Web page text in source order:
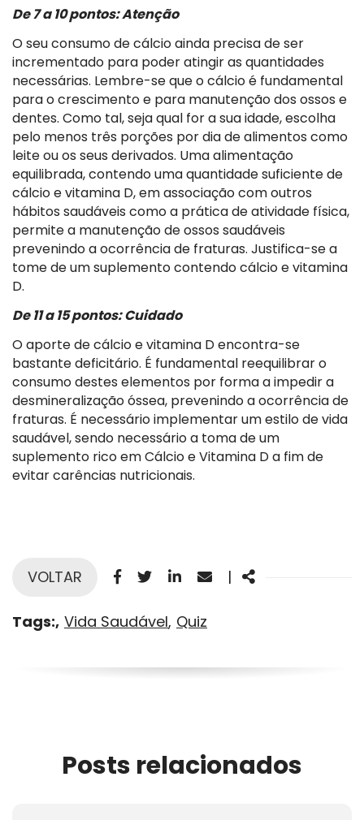
De 7 a 10 pontos: Atenção
O seu consumo de cálcio ainda precisa de ser
incrementado para poder atingir as quantidades
necessárias. Lembre-se que o cálcio é fundamental
para o crescimento e para manutenção dos ossos e
dentes. Como tal, seja qual for a sua idade, escolha
pelo menos três porções por dia de alimentos como
leite ou os seus derivados. Uma alimentação
equilibrada, contendo uma quantidade suficiente de
cálcio e vitamina D, em associação com outros
hábitos saudáveis como a prática de atividade física,
permite a manutenção de ossos saudáveis
prevenindo a ocorrência de fraturas. Justifica-se a
tome de um suplemento contendo cálcio e vitamina
D.
De 11 a 15 pontos: Cuidado
O aporte de cálcio e vitamina D encontra-se
bastante deficitário. É fundamental reequilibrar o
consumo destes elementos por forma a impedir a
desmineralização óssea, prevenindo a ocorrência de
fraturas. É necessário implementar um estilo de vida
saudável, sendo necessário a toma de um
suplemento rico em Cálcio e Vitamina D a fim de
evitar carências nutricionais.
VOLTAR Facebook
TwitterLinkedinEmail
| Share
Tags: Vida Saudável Quiz
Posts relacionados